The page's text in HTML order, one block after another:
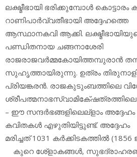
ലക്ഷ്മീഭായി ഭരിക്കുമ്പോള്‍ കൊട്ടാരം
റാണിപാര്‍വ്വതീഭായി അദ്ദേഹത്തെ
ആസ്ഥാനകവി ആക്കി.
പണ്ഡിതനായ ചങ്ങനാശേരി
രാജരാജവര്‍മ്മകോയിത്തമ്പുരാന്‍
സുഹൃത്തായിരുന്നു. ഉത്രം
പ്രിയങ്കരന്‍. രാജകുടുംബത്തിലെ
– ഈ സന്ദര്‍ഭങ്ങളിലെല്‌ളാം
കവിതകള്‍ എഴുതിയിട്ടുണ്ട്. അദ്ദേഹം
മരിച്ചത് 1031 കര്‍ക്കിടകത്തില്‍
കുറെ ശേ്‌ളാകങ്ങള്‍, സുഭദ്രാഹരണം